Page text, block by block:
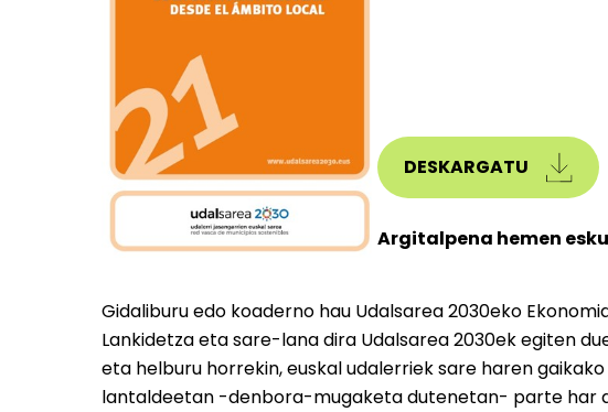
DESKARGATU
Argitalpena hemen
Gidaliburu edo koaderno hau Udalsarea 2030eko
Lankidetza eta sare-lana dira Udalsarea 2030ek egiten
eta helburu horrekin, euskal udalerriek sare haren gaikako
lantaldeetan -denbora-mugaketa dutenetan- parte har